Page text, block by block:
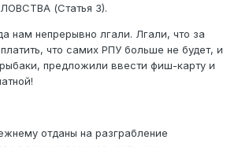
(Статья 3).
нам непрерывно лгали. Лгали, что за
что самих РПУ больше не будет, и
предложили ввести фиш-карту и
отданы на разграбление